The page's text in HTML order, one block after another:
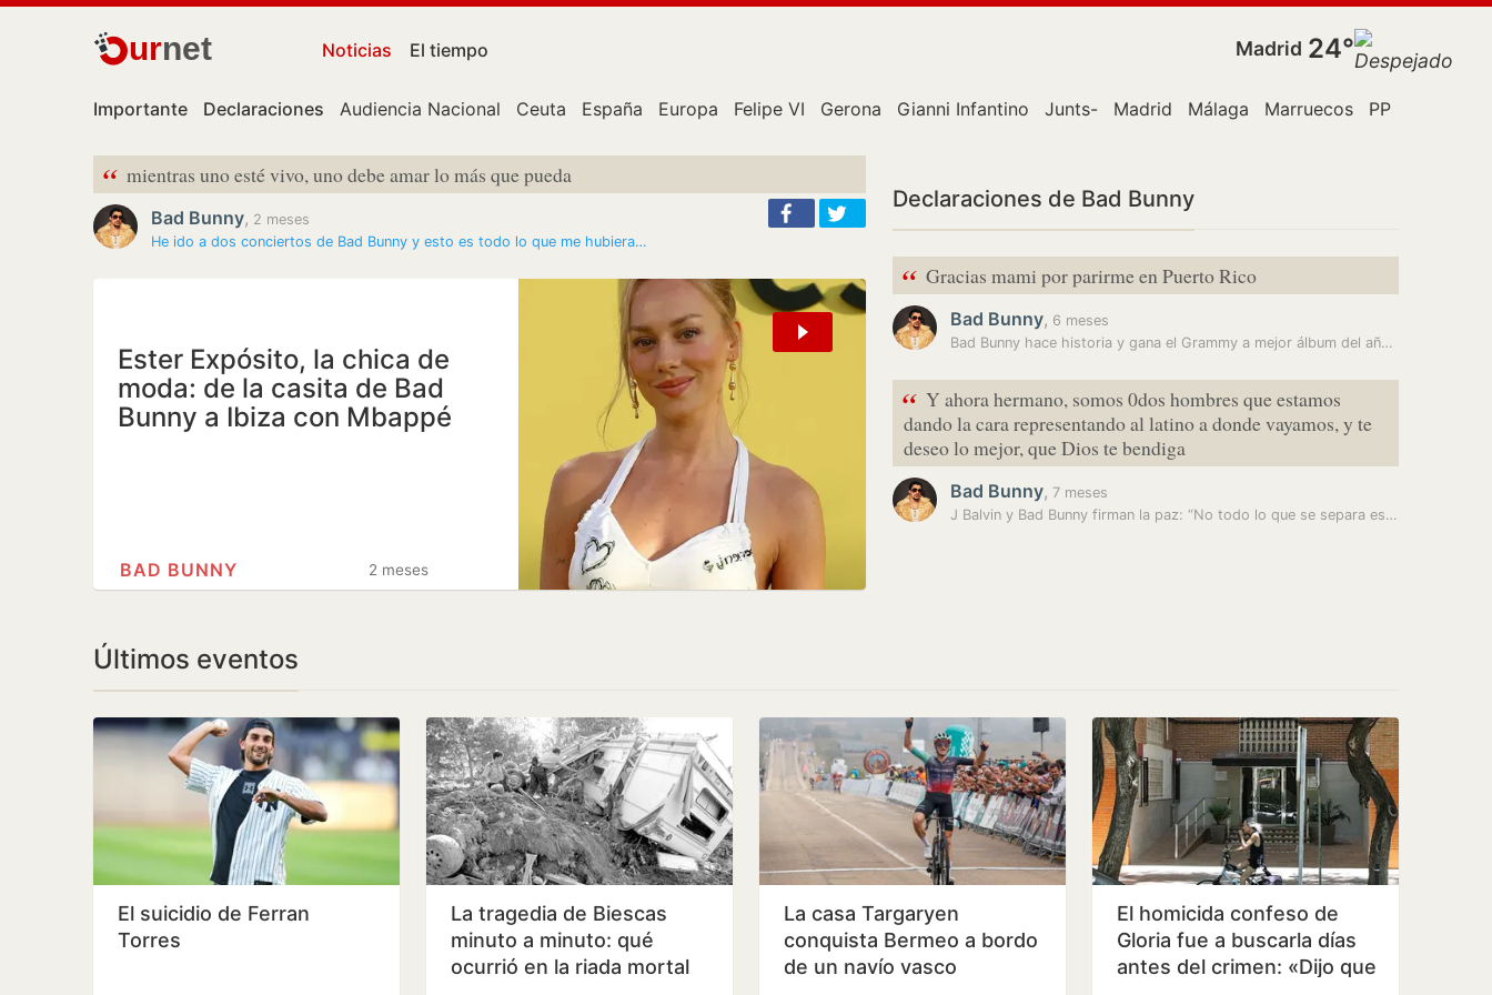
urnet Noticias El tiempo Madrid 24°
Importante Declaraciones Audiencia Nacional Ceuta España Europa Felipe VI Gerona Gianni Infantino Junts- Madrid Málaga Marruecos PP
“ mientras uno esté vivo, uno debe amar lo más que pueda
Bad Bunny, 2 meses
He ido a dos conciertos de Bad Bunny y esto es todo lo que me hubiera…
Ester Expósito, la chica de
moda: de la casita de Bad
Bunny a Ibiza con Mbappé
2 meses
BAD BUNNY
Declaraciones de Bad Bunny
“ Gracias mami por parirme en Puerto Rico
Bad Bunny, 6 meses
Bad Bunny hace historia y gana el Grammy a mejor álbum del año con un…
“ Y ahora hermano, somos 0dos hombres que estamos
dando la cara representando al latino a donde vayamos, y te
deseo lo mejor, que Dios te bendiga
Bad Bunny, 7 meses
J Balvin y Bad Bunny firman la paz: “No todo lo que se separa es…
Últimos eventos
El suicidio de Ferran
Torres
La tragedia de Biescas
minuto a minuto: qué
ocurrió en la riada mortal
La casa Targaryen
conquista Bermeo a bordo
de un navío vasco
El homicida confeso de
Gloria fue a buscarla días
antes del crimen: «Dijo que